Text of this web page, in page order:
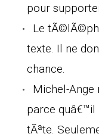
pour
Le
texte. Il ne
chance.
Michel-
parce quâ€™il
tÃªte.